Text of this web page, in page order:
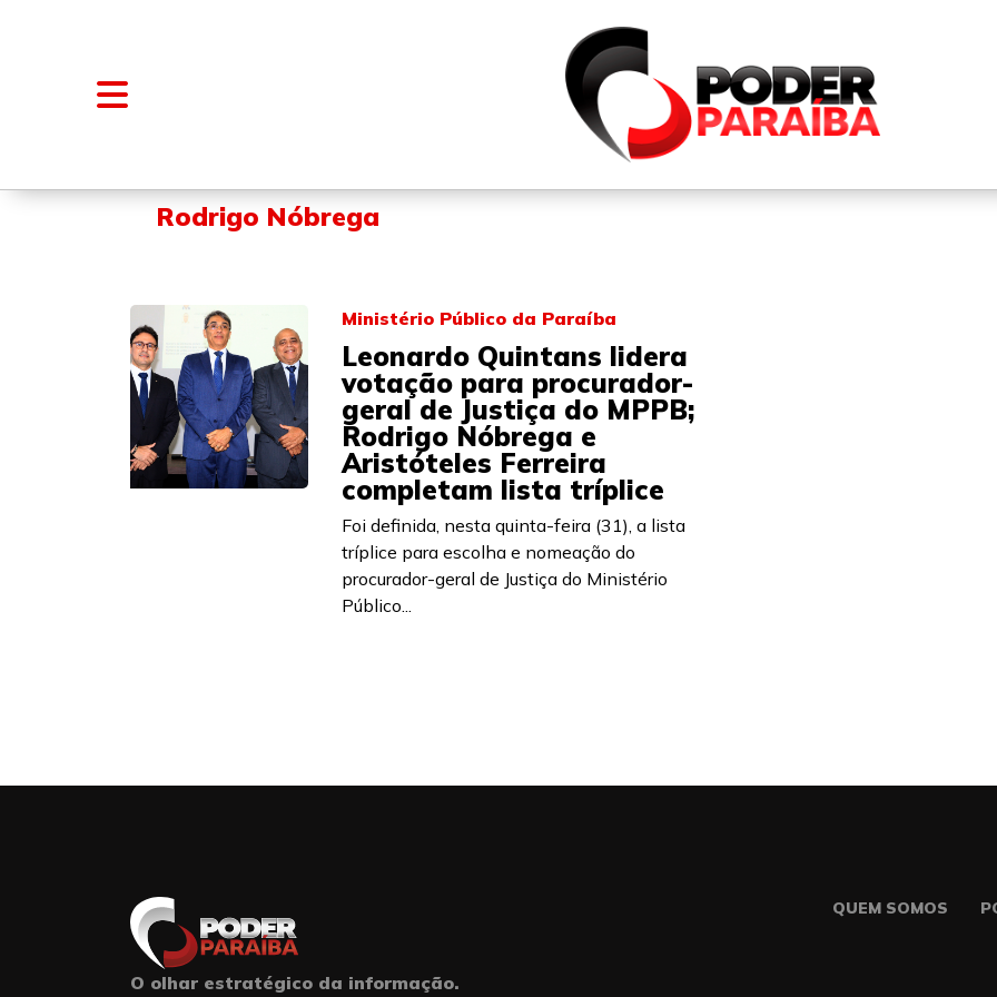
FALE CONOSCO
Rodrigo Nóbrega
Ministério Público da Paraíba
Leonardo Quintans lidera
votação para procurador-
geral de Justiça do MPPB;
Rodrigo Nóbrega e
Aristóteles Ferreira
completam lista tríplice
Foi definida, nesta quinta-feira (31), a lista
tríplice para escolha e nomeação do
procurador-geral de Justiça do Ministério
Público...
O olhar estratégico da informação.
QUEM SOMOS